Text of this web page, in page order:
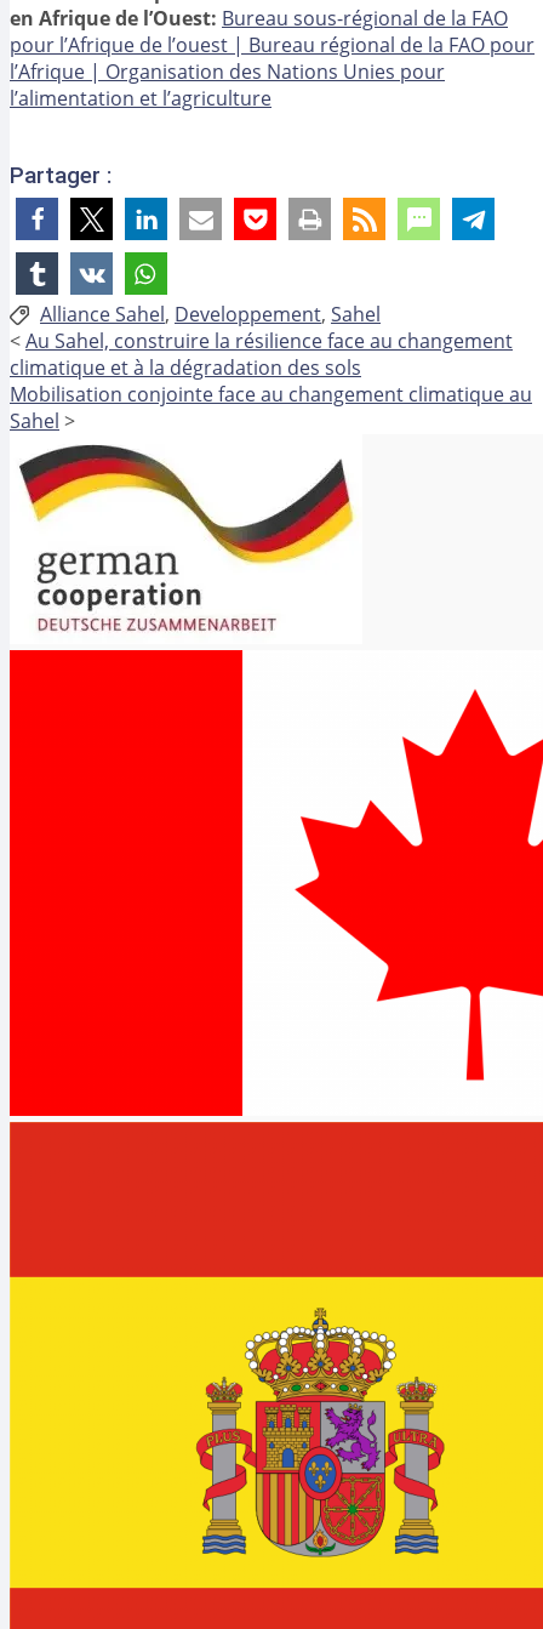
en Afrique de l’Ouest: Bureau sous-régional de la FAO
pour l’Afrique de l’ouest | Bureau régional de la FAO pour
l’Afrique | Organisation des Nations Unies pour
l’alimentation et l’agriculture
Partager :
Étiquettes :
Alliance Sahel, Developpement, Sahel
<Au Sahel, construire la résilience face au changement
climatique et à la dégradation des sols
Mobilisation conjointe face au changement climatique au
Sahel >